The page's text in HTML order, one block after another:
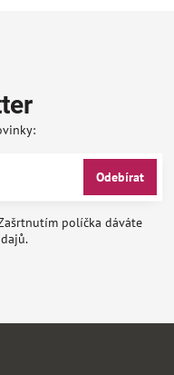
Odebírat
políčka dáváte
osobních údajů.